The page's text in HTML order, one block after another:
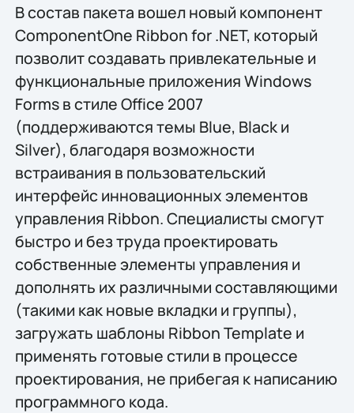
В состав пакета вошел новый компонент
ComponentOne Ribbon for .NET, который
позволит создавать привлекательные и
функциональные приложения Windows
Forms в стиле Office 2007
(поддерживаются темы Blue, Black и
Silver), благодаря возможности
встраивания в пользовательский
интерфейс инновационных элементов
управления Ribbon. Специалисты смогут
быстро и без труда проектировать
собственные элементы управления и
дополнять их различными составляющими
(такими как новые вкладки и группы),
загружать шаблоны Ribbon Template и
применять готовые стили в процессе
проектирования, не прибегая к написанию
программного кода.